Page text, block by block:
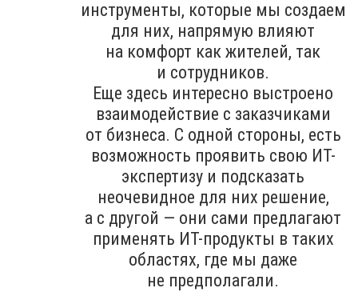
инструменты, которые мы создаем
для них, напрямую влияют
на комфорт как жителей, так
и сотрудников.
Еще здесь интересно выстроено
взаимодействие с заказчиками
от бизнеса. С одной стороны, есть
возможность проявить свою ИТ-
экспертизу и подсказать
неочевидное для них решение,
а с другой — они сами предлагают
применять ИТ-продукты в таких
областях, где мы даже
не предполагали.